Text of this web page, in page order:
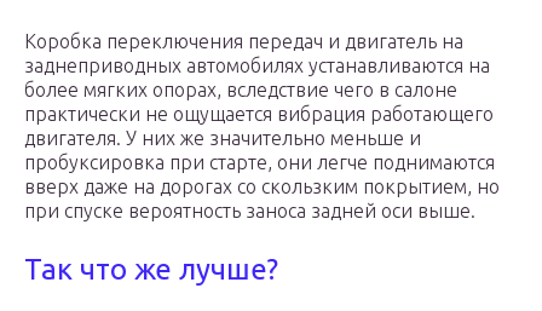
Коробка переключения передач и двигатель на
заднеприводных автомобилях устанавливаются на
более мягких опорах, вследствие чего в салоне
практически не ощущается вибрация работающего
двигателя. У них же значительно меньше и
пробуксировка при старте, они легче поднимаются
вверх даже на дорогах со скользким покрытием, но
при спуске вероятность заноса задней оси выше.
Так что же лучше?